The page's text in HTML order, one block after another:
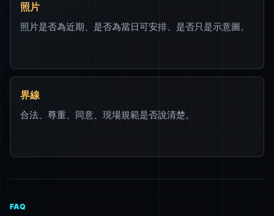
照片
照片是否為近期、是否為當日可安排、是否只是示意圖。
界線
合法、尊重、同意、現場規範是否說清楚。
FAQ